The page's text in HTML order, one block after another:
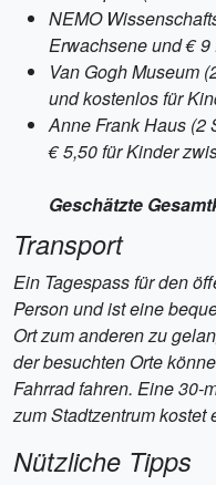
NEMO
Erwachsene und € 9
Van Gogh Museum
und kostenlos für
Anne Frank Haus (2
€ 5,50 für Kinder
Geschätzte
Transport
Ein Tagespass für den
Person und ist eine
Ort zum anderen zu
der besuchten Orte
Fahrrad fahren. Eine 30-
zum Stadtzentrum kostet
Nützliche Tipps